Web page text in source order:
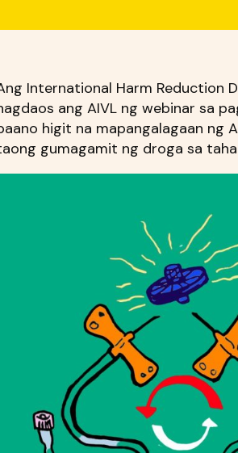
International Harm Reduction
ang AIVL ng webinar sa
higit na mapangalagaan ng
gumagamit ng droga sa